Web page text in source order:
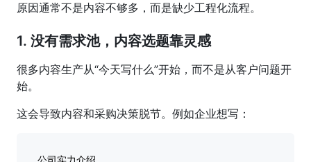
原因通常不是内容不够多，而是缺少工程化流程。
1. 没有需求池，内容选题靠灵感
很多内容生产从“今天写什么”开始，而不是从客户问题开
始。
这会导致内容和采购决策脱节。例如企业想写：
公司实力介绍